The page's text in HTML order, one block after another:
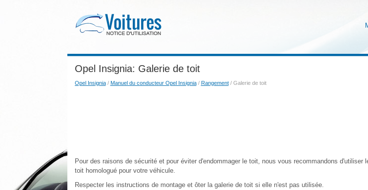
Opel Insignia: Galerie de toit
Opel Insignia/ Manuel du conducteur Opel Insignia/ Rangement/ Galerie de toit
Pour des raisons de sécurité et pour éviter d'endommager le toit, nous vous recommandons d'utiliser
toit homologué pour votre véhicule.
Respecter les instructions de montage et ôter la galerie de toit si elle n'est pas utilisée.